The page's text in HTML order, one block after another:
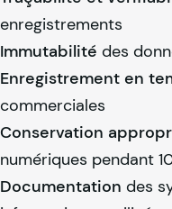
enregistrements
Immutabilité des
Enregistrement en
commerciales
Conservation
numériques pendant
Documentation des